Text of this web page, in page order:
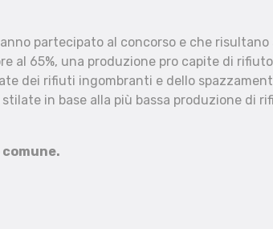
partecipato al concorso e che risultano
al 65%, una produzione pro capite di
dei rifiuti ingombranti e dello
in base alla più bassa produzione di